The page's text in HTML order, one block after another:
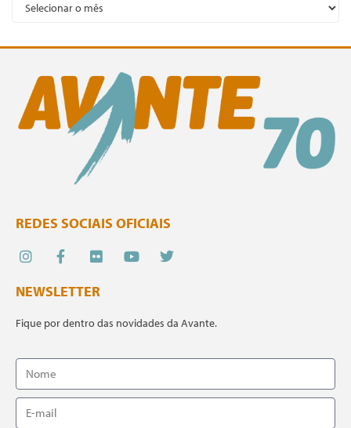
REDES SOCIAIS OFICIAIS
NEWSLETTER
Fique por dentro das novidades da Avante.